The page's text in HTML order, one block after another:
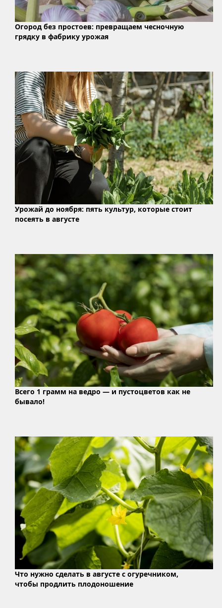
Огород без простоев: превращаем чесночную
грядку в фабрику урожая
Урожай до ноября: пять культур, которые стоит
посеять в августе
Всего 1 грамм на ведро — и пустоцветов как не
бывало!
Что нужно сделать в августе с огуречником,
чтобы продлить плодоношение